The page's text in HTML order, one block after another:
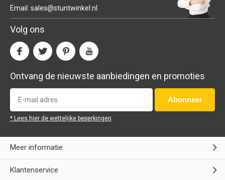
Email: sales@stuntwinkel.nl
Volg ons
Ontvang de nieuwste aanbiedingen en promoties
Abonneer
* Lees hier de wettelijke beperkingen
Meer informatie
Klantenservice